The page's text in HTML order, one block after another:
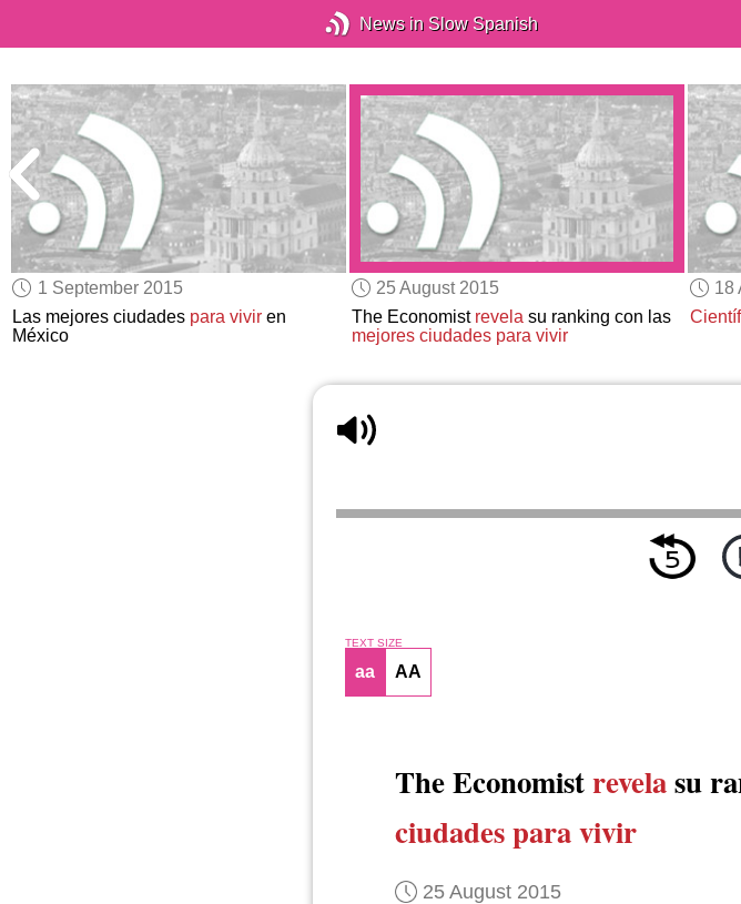
News in Slow Spanish
1 September 2015
Las mejores ciudades para vivir en
México
25 August 2015
The Economist revelasu ranking con las
mejores ciudades para vivir
18
TEXT SIZE
aa AA
The Economistrevelasu
ciudades para vivir
25 August 2015